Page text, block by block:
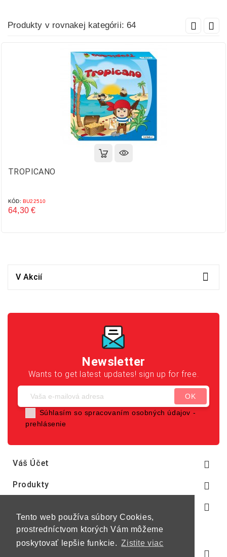
Tento web používa súbory Cookies,
prostredníctvom ktorých Vám môžeme
poskytovať lepšie funkcie. Zistite viac
Produkty v rovnakej kategórii: 64
TROPICANO
KÓD: BU22510
64,30 €
V Akcií 
Newsletter
Wants to get latest updates! sign up for free.
Súhlasím so spracovaním osobných údajov -
prehlásenie
Váš Účet 
Produkty 

